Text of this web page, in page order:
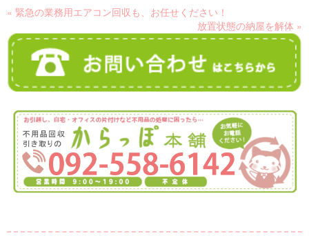
« 緊急の業務用エアコン回収も、お任せください！
放置状態の納屋を解体 »